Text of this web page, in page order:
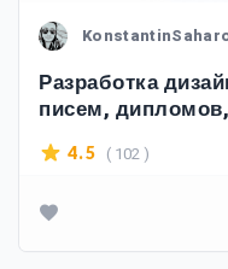
Разработка
писем,
4.5 ( 102 )